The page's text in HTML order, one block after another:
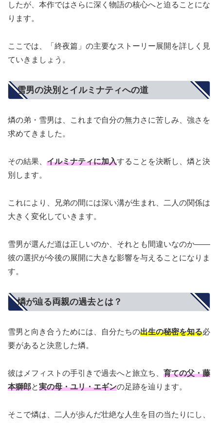
したが、本作ではさらに深く物語の核心へと迫ることにな
ります。
ここでは、「終夜篇」の主要なストーリー展開を詳しく見
ていきましょう。
雪男の決別とイルミナティへの道
燐の弟・雪男は、これまで自分の無力さに苦しみ、強さを
求めてきました。
その結果、 イルミナティに加入することを決断し、燐と決
別します。
これにより、兄弟の間には深い溝が生まれ、二人の関係は
大きく変化していきます。
雪男が選んだ道は正しいのか、それとも間違いなのか――
彼の選択が今後の展開に大きな影響を与えることになりま
す。
燐が辿る両親の過去とは？
雪男と向き合うためには、自分たちの出生の秘密を知る必
要があると決意した燐。
彼はメフィストの手引きで過去へと旅立ち、 育ての父・藤
本獅郎と実の母・ユリ・エギンの足跡を辿ります。
そこで燐は、二人が歩んだ壮絶な人生を目の当たりにし、